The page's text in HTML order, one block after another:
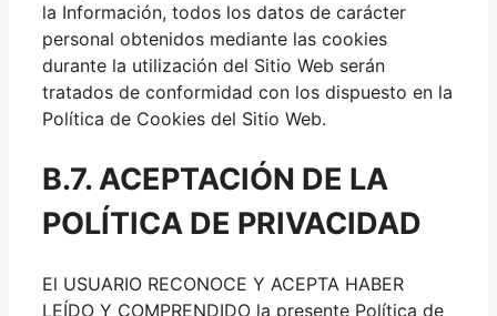
la Información, todos los datos de carácter
personal obtenidos mediante las cookies
durante la utilización del Sitio Web serán
tratados de conformidad con los dispuesto en la
Política de Cookies del Sitio Web.
B.7. ACEPTACIÓN DE LA
POLÍTICA DE PRIVACIDAD
El USUARIO RECONOCE Y ACEPTA HABER
LEÍDO Y COMPRENDIDO la presente Política de